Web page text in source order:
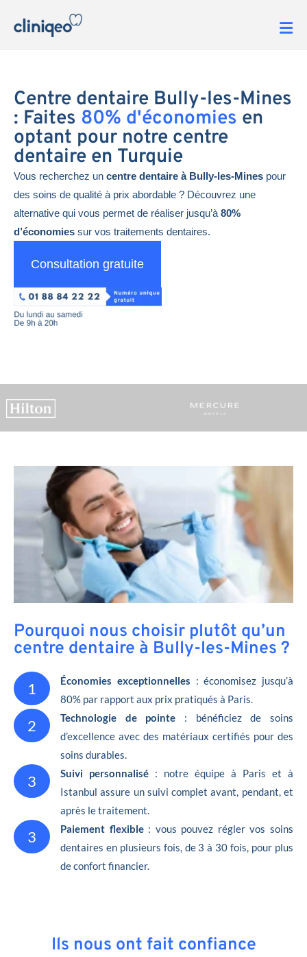
Centre dentaire Bully-les-Mines
: Faites 80% d'économies en
optant pour notre centre
dentaire en Turquie
Vous recherchez un centre dentaire à Bully-les-Mines pour
des soins de qualité à prix abordable ? Découvrez une
alternative qui vous permet de réaliser jusqu’à 80%
d’économies sur vos traitements dentaires.
Consultation gratuite
Pourquoi nous choisir plutôt qu’un
centre dentaire à Bully-les-Mines ?
1 Économies exceptionnelles : économisez jusqu’à
80% par rapport aux prix pratiqués à Paris.
2 Technologie de pointe : bénéficiez de soins
d’excellence avec des matériaux certifiés pour des
soins durables.
3 Suivi personnalisé : notre équipe à Paris et à
Istanbul assure un suivi complet avant, pendant, et
après le traitement.
3 Paiement flexible: vous pouvez régler vos soins
dentaires en plusieurs fois, de 3 à 30 fois, pour plus
de confort financier.
Ils nous ont fait confiance